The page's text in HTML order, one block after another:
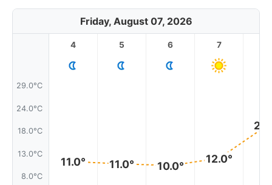
Friday, August 07, 2026
29.0°C
24.0°C
18.0°C
13.0°C
8.0°C
4
11.0°
5
11.0°
6
10.0°
7
12.0°